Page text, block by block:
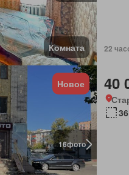
Комната 22
16фото
Новое 40